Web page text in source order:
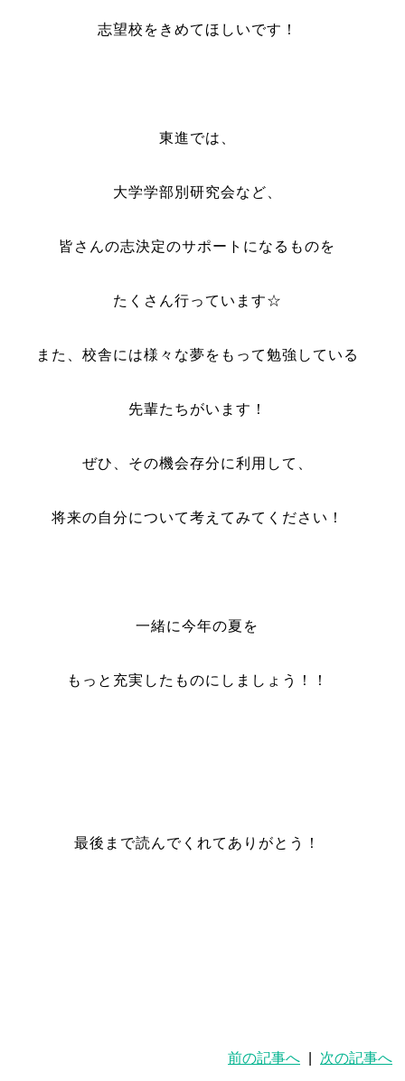
志望校をきめてほしいです！
東進では、
大学学部別研究会など、
皆さんの志決定のサポートになるものを
たくさん行っています☆
また、校舎には様々な夢をもって勉強している
先輩たちがいます！
ぜひ、その機会存分に利用して、
将来の自分について考えてみてください！
一緒に今年の夏を
もっと充実したものにしましょう！！
最後まで読んでくれてありがとう！
前の記事へ 次の記事へ